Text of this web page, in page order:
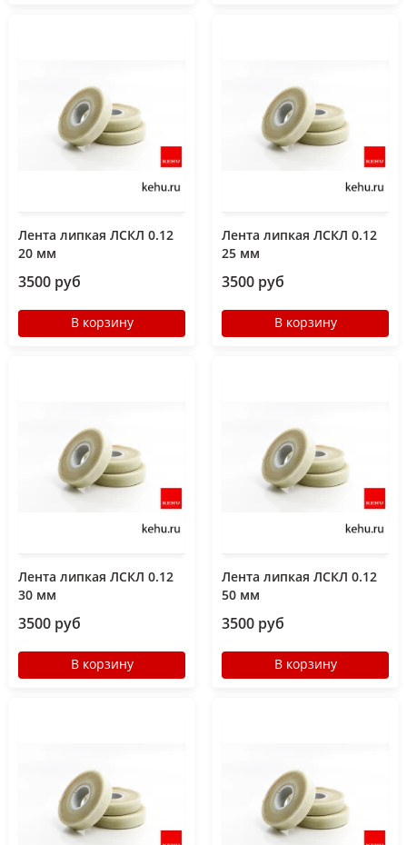
Лента липкая ЛСКЛ 0.12
20 мм
3500 руб
В корзину
Лента липкая ЛСКЛ 0.12
25 мм
3500 руб
В корзину
Лента липкая ЛСКЛ 0.12
30 мм
3500 руб
В корзину
Лента липкая ЛСКЛ 0.12
50 мм
3500 руб
В корзину